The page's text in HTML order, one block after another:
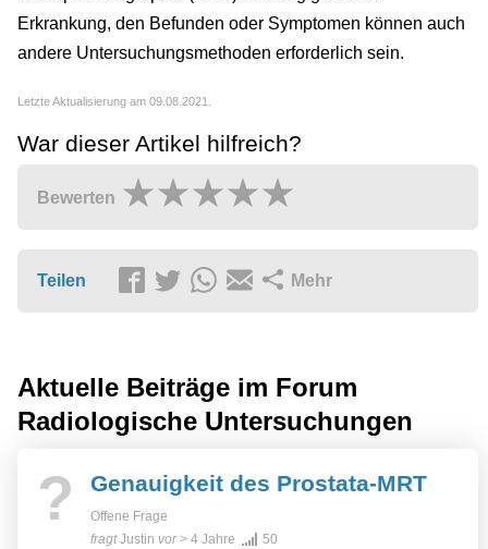
Erkrankung, den Befunden oder Symptomen können auch
andere Untersuchungsmethoden erforderlich sein.
Letzte Aktualisierung am 09.08.2021.
War dieser Artikel hilfreich?
Bewerten
Teilen Mehr
Aktuelle Beiträge im Forum
Radiologische Untersuchungen
? Genauigkeit des Prostata-MRT
Offene Frage
fragtJustin vor> 4 Jahre 50